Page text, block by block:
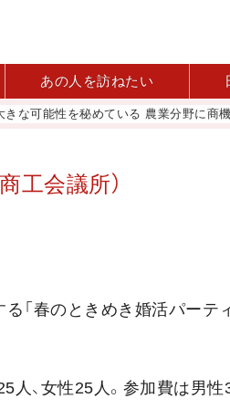
あの人を訪ねたい
可能性を秘めている 農業分野に商機あ
工会議所）
「春のときめき婚活パーテ
、女性25人。参加費は男